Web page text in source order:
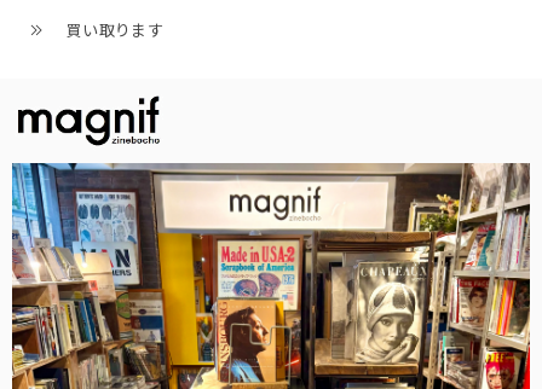
買い取ります